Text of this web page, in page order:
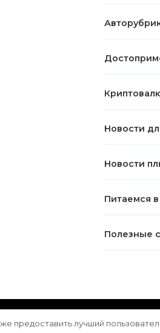
Новости
Новости
Питаемся
Полезные
WordPress
предоставить лучший